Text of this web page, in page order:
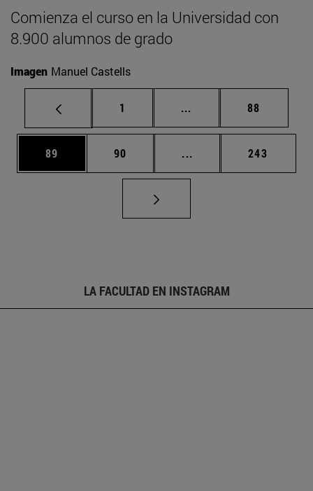
Comienza el curso en la Universidad con
8.900 alumnos de grado
Imagen Manuel Castells
Página
1 ... Páginas intermedias
Página
88
Página
89 Página
90 ... Páginas intermedias
Página
243
LA FACULTAD EN INSTAGRAM